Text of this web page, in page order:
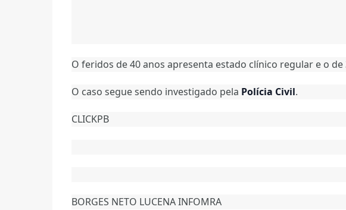
O feridos de 40 anos apresenta estado clínico regular e o de
O caso segue sendo investigado pela Polícia Civil.
CLICKPB
BORGES NETO LUCENA INFOMRA